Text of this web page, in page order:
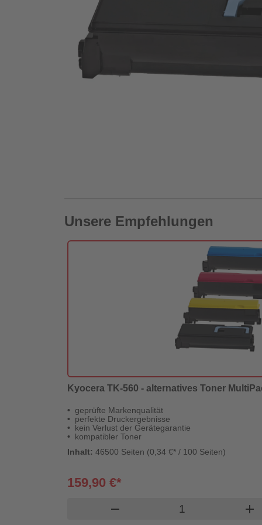
Unsere Empfehlungen
Kyocera TK-560 - alternatives Toner
geprüfte Markenqualität
perfekte Druckergebnisse
kein Verlust der Gerätegarantie
kompatibler Toner
Inhalt: 46500 Seiten (0,34 €* / 100 Seiten)
159,90 €*
remove Produkt add